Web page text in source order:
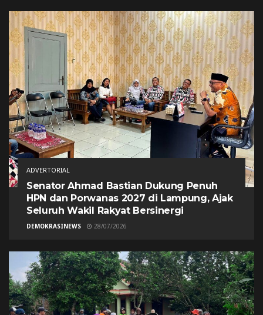
ADVERTORIAL
Senator Ahmad Bastian Dukung Penuh
HPN dan Porwanas 2027 di Lampung, Ajak
Seluruh Wakil Rakyat Bersinergi
DEMOKRASINEWS 28/07/2026